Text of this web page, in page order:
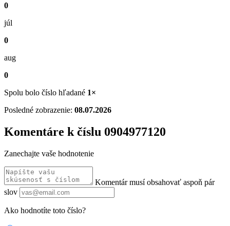
0
júl
0
aug
0
Spolu bolo číslo hľadané 1×
Posledné zobrazenie: 08.07.2026
Komentáre k číslu 0904977120
Zanechajte vaše hodnotenie
Komentár musí obsahovať aspoň pár
slov
Ako hodnotíte toto číslo?